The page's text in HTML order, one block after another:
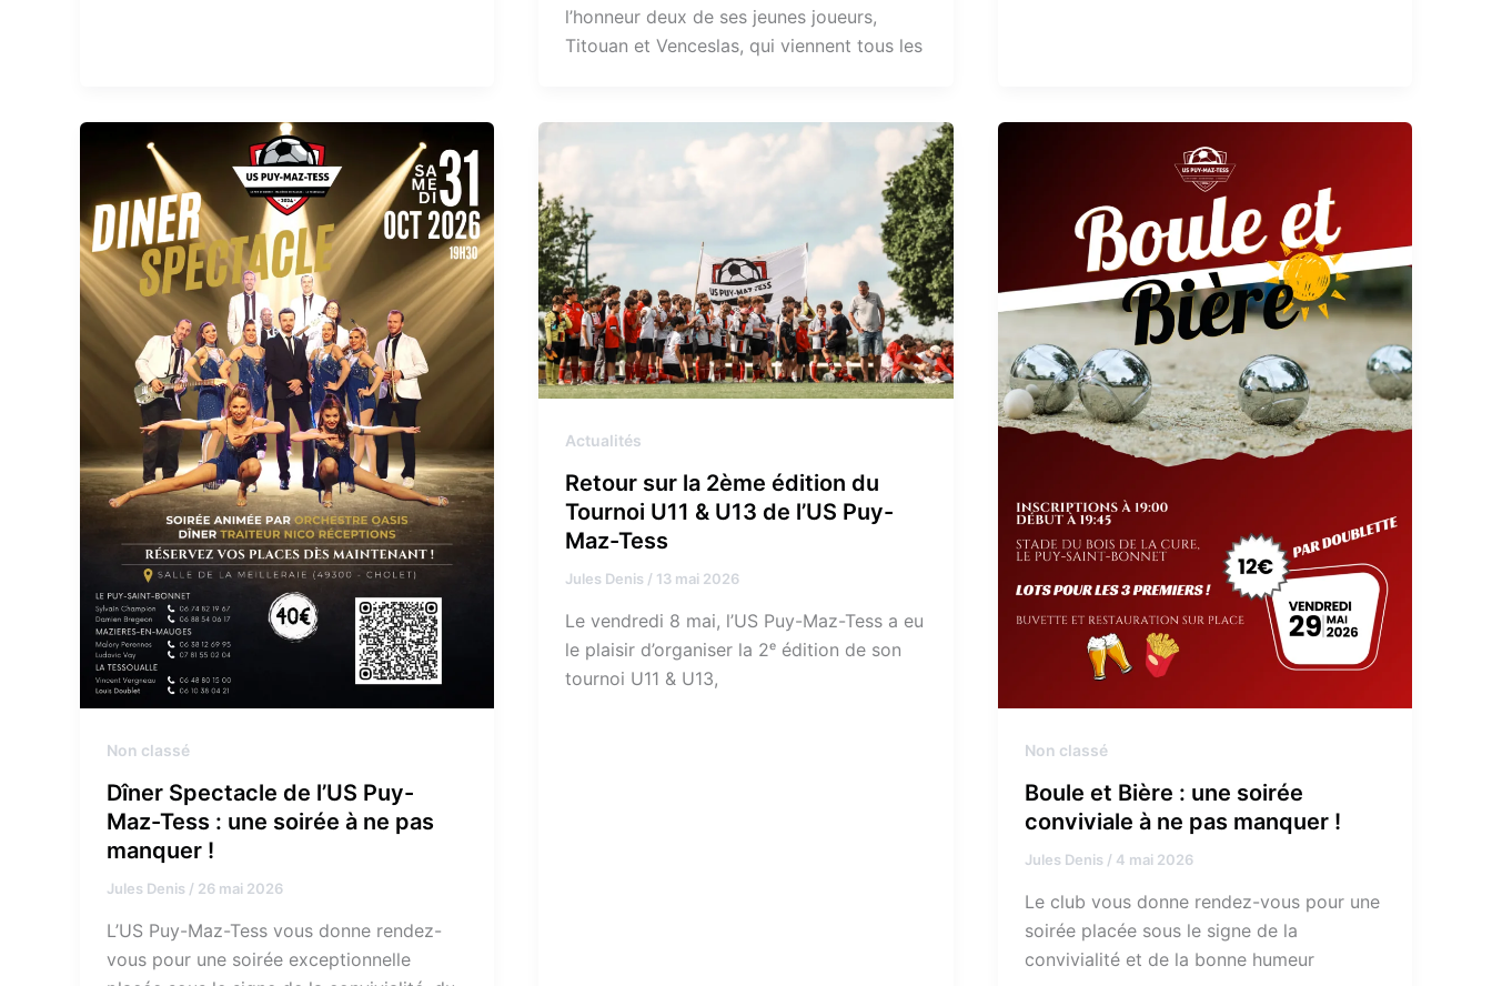
l’honneur deux de ses jeunes joueurs,
Titouan et Venceslas, qui viennent tous les
Non classé
Dîner Spectacle de l’US Puy-
Maz-Tess : une soirée à ne pas
manquer !
Jules Denis / 26 mai 2026
L’US Puy-Maz-Tess vous donne rendez-
vous pour une soirée exceptionnelle
Actualités
Retour sur la 2ème édition du
Tournoi U11 & U13 de l’US Puy-
Maz-Tess
Jules Denis / 13 mai 2026
Le vendredi 8 mai, l’US Puy-Maz-Tess a eu
le plaisir d’organiser la 2ᵉ édition de son
tournoi U11 & U13,
Non classé
Boule et Bière : une soirée
conviviale à ne pas manquer !
Jules Denis / 4 mai 2026
Le club vous donne rendez-vous pour une
soirée placée sous le signe de la
convivialité et de la bonne humeur